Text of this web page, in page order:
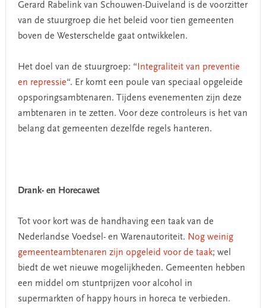
Gerard Rabelink van Schouwen-Duiveland is de voorzitter
van de stuurgroep die het beleid voor tien gemeenten
boven de Westerschelde gaat ontwikkelen.
Het doel van de stuurgroep: “ Integraliteit van preventie
en repressie“. Er komt een poule van speciaal opgeleide
opsporingsambtenaren. Tijdens evenementen zijn deze
ambtenaren in te zetten. Voor deze controleurs is het van
belang dat gemeenten dezelfde regels hanteren.
Drank- en Horecawet
Tot voor kort was de handhaving een taak van de
Nederlandse Voedsel- en Warenautoriteit. Nog weinig
gemeenteambtenaren zijn opgeleid voor de taak; wel
biedt de wet nieuwe mogelijkheden. Gemeenten hebben
een middel om stuntprijzen voor alcohol in
supermarkten of happy hours in horeca te verbieden.